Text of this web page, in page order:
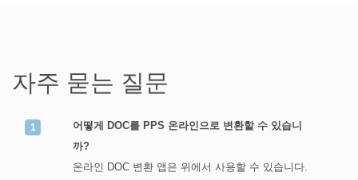
자주 묻는 질문
어떻게 DOC를 PPS 온라인으로 변환할 수 있습니
까?
온라인 DOC 변환 앱은 위에서 사용할 수 있습니다.